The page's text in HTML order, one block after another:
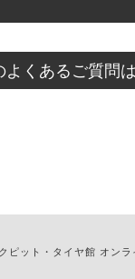
スの組み合わせに限り、
います。
3営業日前を過ぎている
きましては、直接ご予
よくあるご質問
ピット・タイヤ館 オンラ